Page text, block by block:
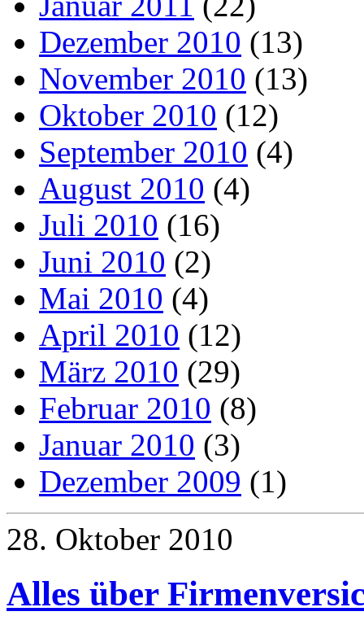
Dezember 2010 (13)
November 2010 (13)
Oktober 2010 (12)
September 2010 (4)
August 2010 (4)
Juli 2010 (16)
Juni 2010 (2)
Mai 2010 (4)
April 2010 (12)
März 2010 (29)
Februar 2010 (8)
Januar 2010 (3)
Dezember 2009 (1)
28. Oktober 2010
Alles über